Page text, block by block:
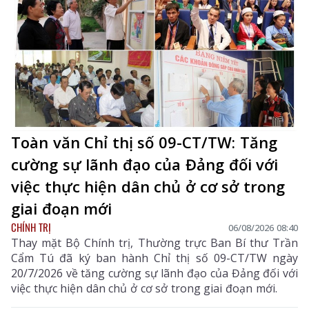
Toàn văn Chỉ thị số 09-CT/TW: Tăng
cường sự lãnh đạo của Đảng đối với
việc thực hiện dân chủ ở cơ sở trong
giai đoạn mới
CHÍNH TRỊ 06/08/2026 08:40
Thay mặt Bộ Chính trị, Thường trực Ban Bí thư Trần
Cẩm Tú đã ký ban hành Chỉ thị số 09-CT/TW ngày
20/7/2026 về tăng cường sự lãnh đạo của Đảng đối với
việc thực hiện dân chủ ở cơ sở trong giai đoạn mới.